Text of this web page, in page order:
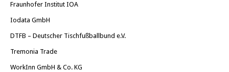
Fraunhofer Institut IOA
Iodata GmbH
DTFB – Deutscher Tischfußballbund e.V.
Tremonia Trade
WorkInn GmbH & Co. KG